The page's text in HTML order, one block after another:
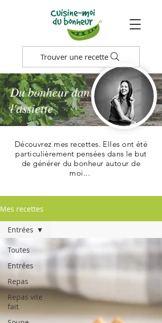
Trouver une recette
Du bonheur dans
l'assiette
Découvrez mes recettes. Elles ont été
particulièrement pensées dans le but
de générer du bonheur autour de
moi...
Mes recettes
Toutes
Entrées
Repas
Repas vite
fait
Entrées